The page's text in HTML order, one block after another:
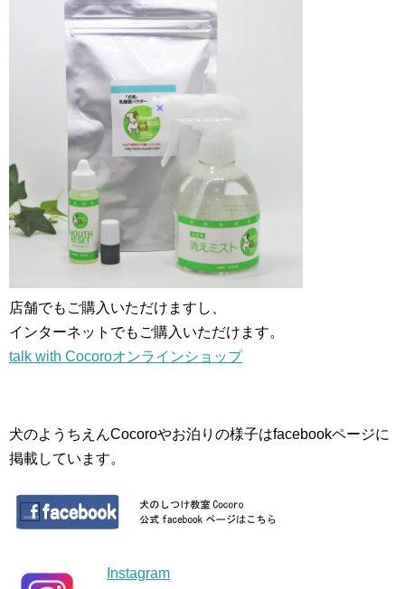
店舗でもご購入いただけますし、
インターネットでもご購入いただけます。
talk with Cocoroオンラインショップ
犬のようちえんCocoroやお泊りの様子はfacebookページに
掲載しています。
Instagram